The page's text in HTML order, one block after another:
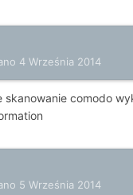
4 Września 2014
skanowanie comodo
5 Września 2014